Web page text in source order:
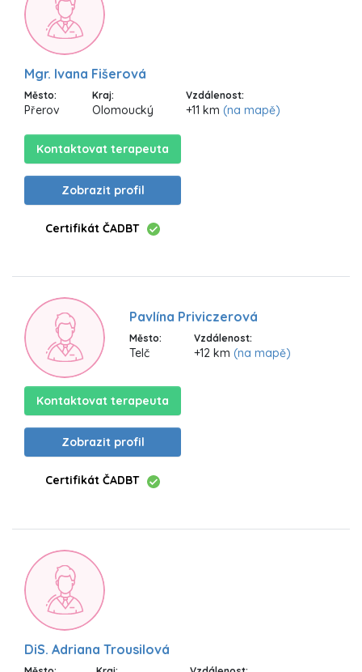
Mgr. Ivana Fišerová
Město:
Přerov
Kraj:
Olomoucký
Vzdálenost:
+11 km (na mapě)
Kontaktovat terapeuta
Zobrazit profil
Certifikát ČADBT
Pavlína Priviczerová
Město:
Telč
Vzdálenost:
+12 km (na mapě)
Kontaktovat terapeuta
Zobrazit profil
Certifikát ČADBT
DiS. Adriana Trousilová